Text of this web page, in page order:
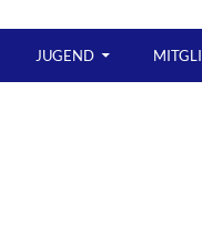
JUGEND